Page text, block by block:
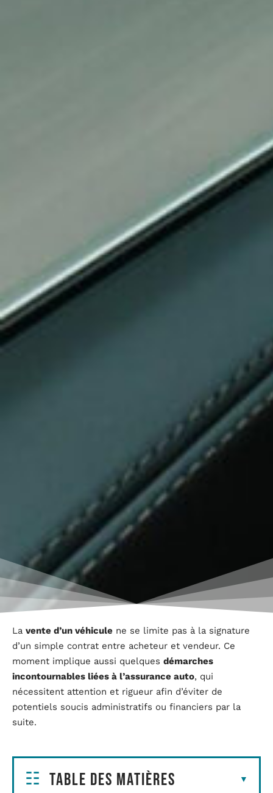
La vente d’un véhicule ne se limite pas à la signature
d’un simple contrat entre acheteur et vendeur. Ce
moment implique aussi quelques démarches
incontournables liées à l’assurance auto, qui
nécessitent attention et rigueur afin d’éviter de
potentiels soucis administratifs ou financiers par la
suite.
Table des matières